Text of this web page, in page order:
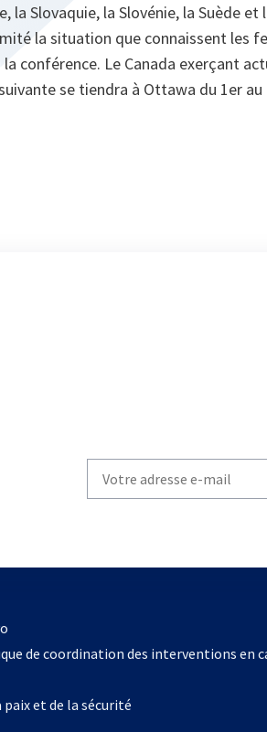
Slovaquie, la Slovénie, la Suède et
la situation que connaissent les
conférence. Le Canada exerçant
se tiendra à Ottawa du 1er au
s’ouvre
dans
nouvel
de coordination des interventions en
paix et de la sécurité